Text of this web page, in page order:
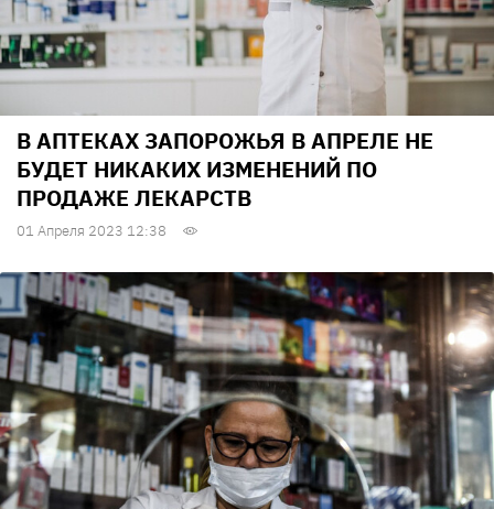
В АПТЕКАХ ЗАПОРОЖЬЯ В АПРЕЛЕ НЕ
БУДЕТ НИКАКИХ ИЗМЕНЕНИЙ ПО
ПРОДАЖЕ ЛЕКАРСТВ
01 Апреля 2023 12:38